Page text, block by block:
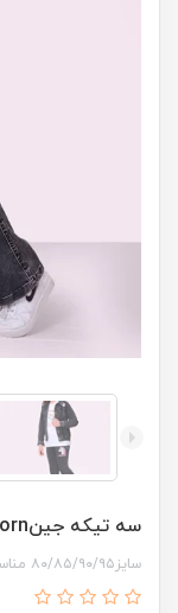
سه تیکه جینunicorn کد ۲۰۵۵
سایز۸۰/۸۵/۹۰/۹۵ مناسب ۶سال تا ۱۲سال